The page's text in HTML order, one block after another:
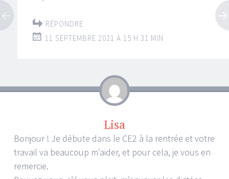
RÉPONDRE
11 SEPTEMBRE 2021 À 15 H 31 MIN
Lisa
Bonjour ! Je débute dans le CE2 à la rentrée et votre
travail va beaucoup m’aider, et pour cela, je vous en
remercie.